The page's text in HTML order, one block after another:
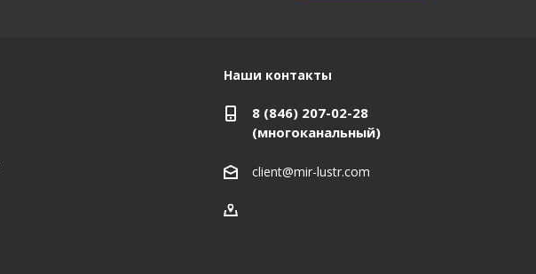
Наши контакты
8 (846) 207-02-28
(многоканальный)
client@mir-lustr.com